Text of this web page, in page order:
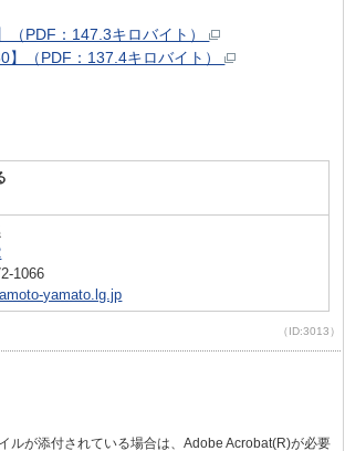
（PDF：147.3キロバイト）
】（PDF：137.4キロバイト）
1066
yamato.lg.jp
（ID:3013）
ルが添付されている場合は、Adobe Acrobat(R)が必要